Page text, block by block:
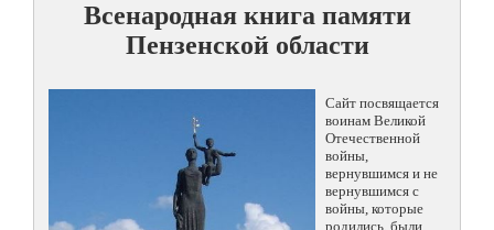
Всенародная книга памяти
Пензенской области
Сайт посвящается
воинам Великой
Отечественной
войны,
вернувшимся и не
вернувшимся с
войны, которые
родились, были